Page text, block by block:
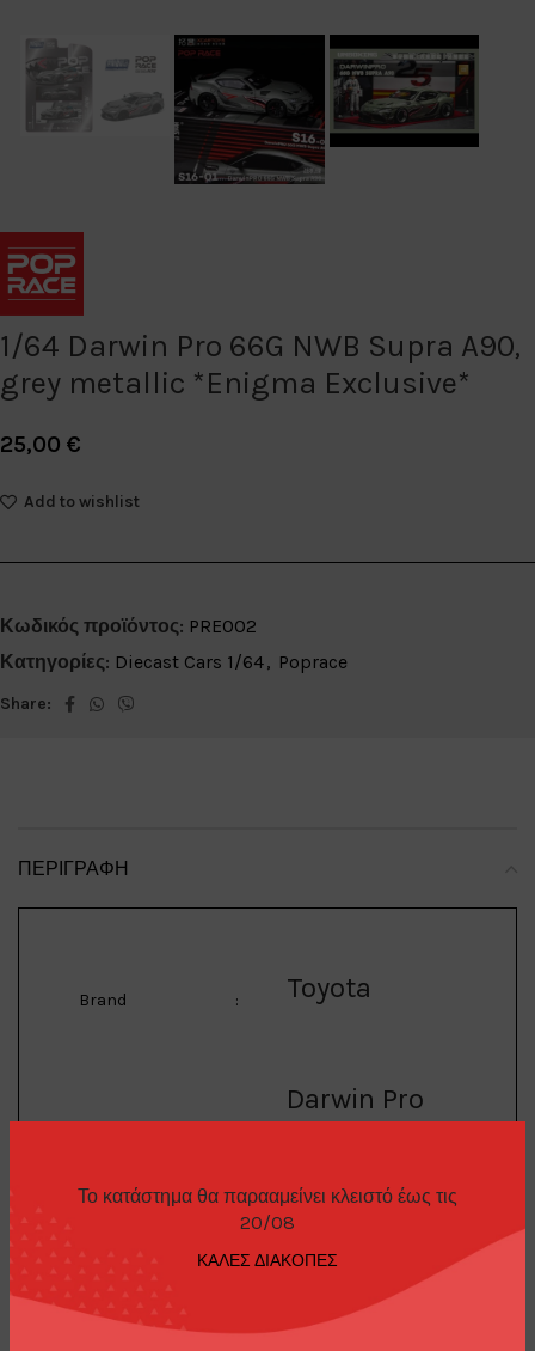
Το κατάστημα θα παρααμείνει κλειστό έως τις
20/08
ΚΑΛΕΣ ΔΙΑΚΟΠΕΣ
1/64 Darwin Pro 66G NWB Supra A90,
grey metallic *Enigma Exclusive*
25,00 €
Add to wishlist
Κωδικός προϊόντος: PRE002
Κατηγορίες: Diecast Cars 1/64, Poprace
Share:
ΠΕΡΙΓΡΑΦΉ
Brand : Toyota
Darwin Pro
:
1/64 Darwin Pro 66G
NWB Supra A90, grey
metallic